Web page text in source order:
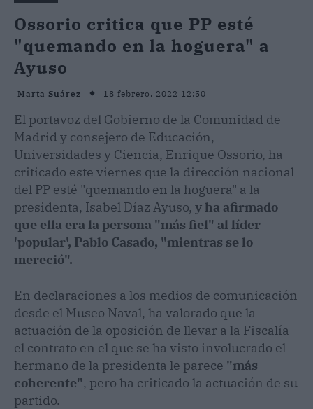
Ossorio critica que PP esté
"quemando en la hoguera" a
Ayuso
Marta Suárez 18 febrero, 2022 12:50
El portavoz del Gobierno de la Comunidad de
Madrid y consejero de Educación,
Universidades y Ciencia, Enrique Ossorio, ha
criticado este viernes que la dirección nacional
del PP esté "quemando en la hoguera" a la
presidenta, Isabel Díaz Ayuso, y ha afirmado
que ella era la persona "más fiel" al líder
'popular', Pablo Casado, "mientras se lo
mereció".
En declaraciones a los medios de comunicación
desde el Museo Naval, ha valorado que la
actuación de la oposición de llevar a la Fiscalía
el contrato en el que se ha visto involucrado el
hermano de la presidenta le parece "más
coherente", pero ha criticado la actuación de su
partido.